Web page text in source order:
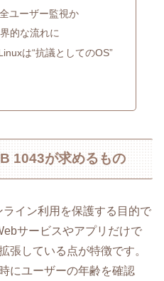
ユーザー監視か
的な流れに
は“抗議としてのOS”
1043が求めるもの
イン利用を保護する目的で
サービスやアプリだけで
張している点が特徴です。
にユーザーの年齢を確認